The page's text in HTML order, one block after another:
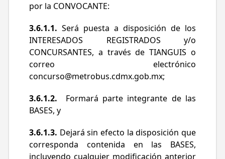
por la CONVOCANTE:
3.6.1.1. Será puesta a disposición de los
INTERESADOS REGISTRADOS y/o
CONCURSANTES, a través de TIANGUIS o
correo electrónico
concurso@metrobus.cdmx.gob.mx;
3.6.1.2. Formará parte integrante de las
BASES, y
3.6.1.3. Dejará sin efecto la disposición que
corresponda contenida en las BASES,
incluyendo cualquier modificación anterior